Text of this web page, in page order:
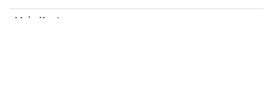
Mein Konto